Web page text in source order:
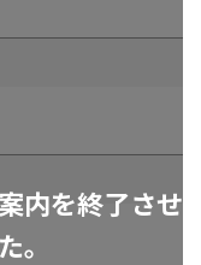
内を終了させ
。